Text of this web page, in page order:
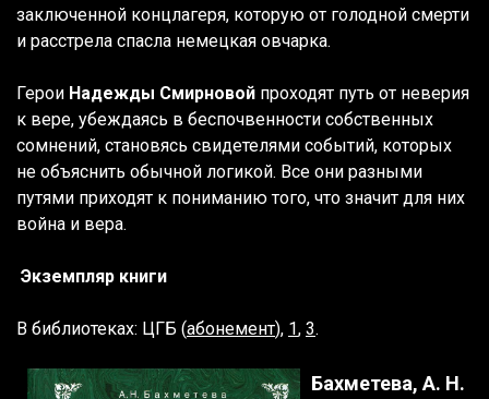
заключенной концлагеря, которую от голодной смерти
и расстрела спасла немецкая овчарка.
Герои Надежды Смирновой проходят путь от неверия
к вере, убеждаясь в беспочвенности собственных
сомнений, становясь свидетелями событий, которых
не объяснить обычной логикой. Все они разными
путями приходят к пониманию того, что значит для них
война и вера.
Экземпляр книги
В библиотеках: ЦГБ (абонемент), 1, 3.
Бахметева, А. Н.